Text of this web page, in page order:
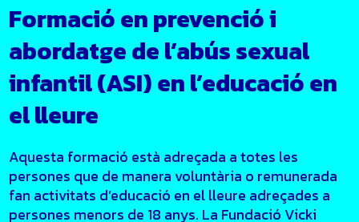
Formació en prevenció i
abordatge de l’abús sexual
infantil (ASI) en l’educació en
el lleure
Aquesta formació està adreçada a totes les
persones que de manera voluntària o remunerada
fan activitats d’educació en el lleure adreçades a
persones menors de 18 anys. La Fundació Vicki